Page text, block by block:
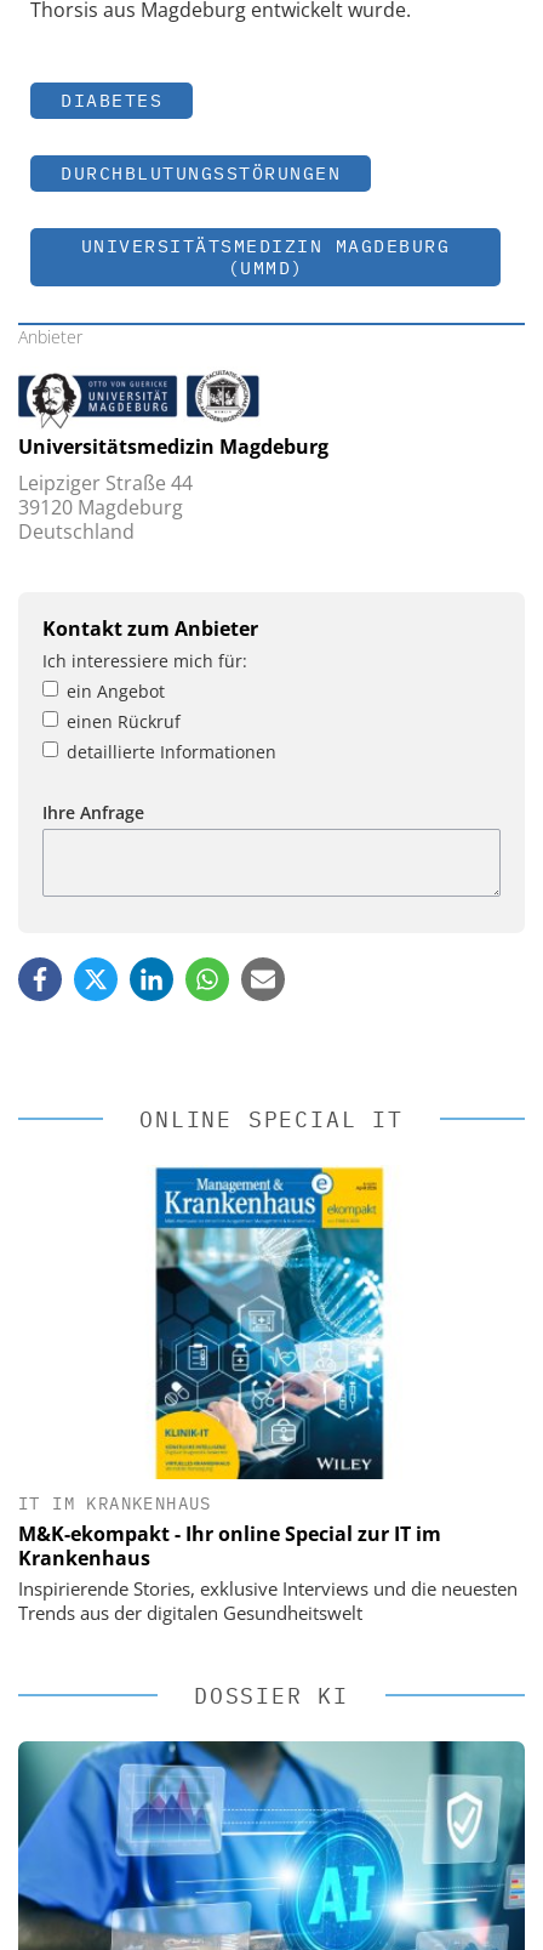
Thorsis aus Magdeburg entwickelt wurde.
DIABETES
DURCHBLUTUNGSSTÖRUNGEN
UNIVERSITÄTSMEDIZIN MAGDEBURG
(UMMD)
Anbieter
Universitätsmedizin Magdeburg
Leipziger Straße 44
39120 Magdeburg
Deutschland
Kontakt zum Anbieter
Ich interessiere mich für:
ein Angebot
einen Rückruf
detaillierte Informationen
Ihre Anfrage
ONLINE SPECIAL IT
IT IM KRANKENHAUS
M&K-ekompakt - Ihr online Special zur IT im
Krankenhaus
Inspirierende Stories, exklusive Interviews und die neuesten
Trends aus der digitalen Gesundheitswelt
DOSSIER KI